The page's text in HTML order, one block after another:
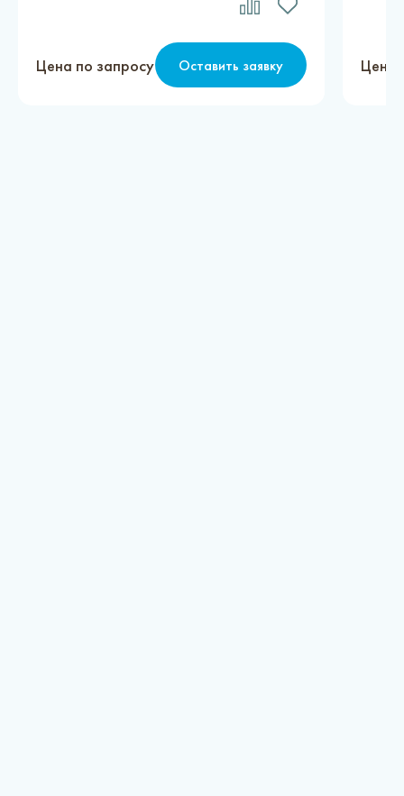
Цена по запросу Оставить заявку Цена